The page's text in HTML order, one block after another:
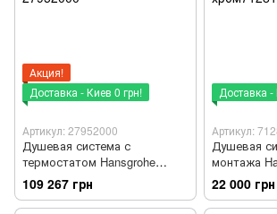
Акция!
Доставка - Киев 0 грн!
Артикул: 27952000
Душевая система с
термостатом Hansgrohe
Raidance E 300 хром
27952000
109 267 грн
Доставка -
Артикул:
Душевая
монтажа
Shape
22 000 грн